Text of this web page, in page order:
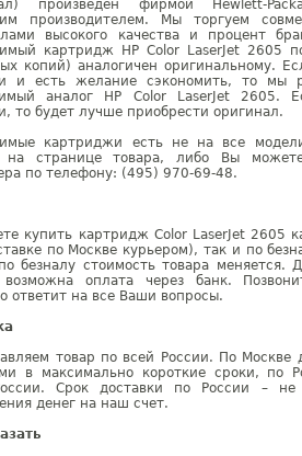
произведен фирмой Hewlett-
производителем. Мы торгуем
высокого качества и процент
картридж HP Color LaserJet 2605
копий) аналогичен оригинальному.
и есть желание сэкономить, то мы
аналог HP Color LaserJet 2605.
то будет лучше приобрести оригинал.
картриджи есть не на все
на странице товара, либо Вы
по телефону: (495) 970-69-48.
купить картридж Color LaserJet 2605
по Москве курьером), так и по
безналу стоимость товара меняется.
возможна оплата через банк.
ответит на все Ваши вопросы.
товар по всей России. По Москве
в максимально короткие сроки, по
Срок доставки по России –
денег на наш счет.